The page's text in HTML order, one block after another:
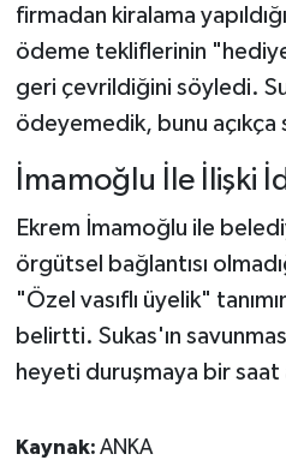
firmadan kiralama
ödeme tekliflerinin
geri çevrildiğini söyledi.
ödeyemedik, bunu
İmamoğlu İle İlişki
Ekrem İmamoğlu ile
örgütsel bağlantısı
"Özel vasıflı üyelik"
belirtti. Sukas'ın
heyeti duruşmaya bir saat
Kaynak: ANKA